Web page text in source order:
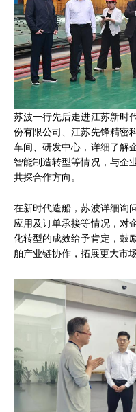
苏波一行先后走进江苏新时
份有限公司、江苏先锋精密
车间、研发中心，详细了解
智能制造转型等情况，与企
共探合作方向。
在新时代造船，苏波详细询
应用及订单承接等情况，对
化转型的成效给予肯定，鼓
舶产业链协作，拓展更大市场